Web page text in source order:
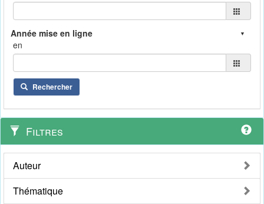
en
Rechercher
Filtres
Auteur
Thématique